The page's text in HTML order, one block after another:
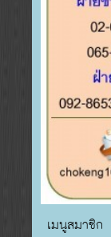
เมนูสมาชิก